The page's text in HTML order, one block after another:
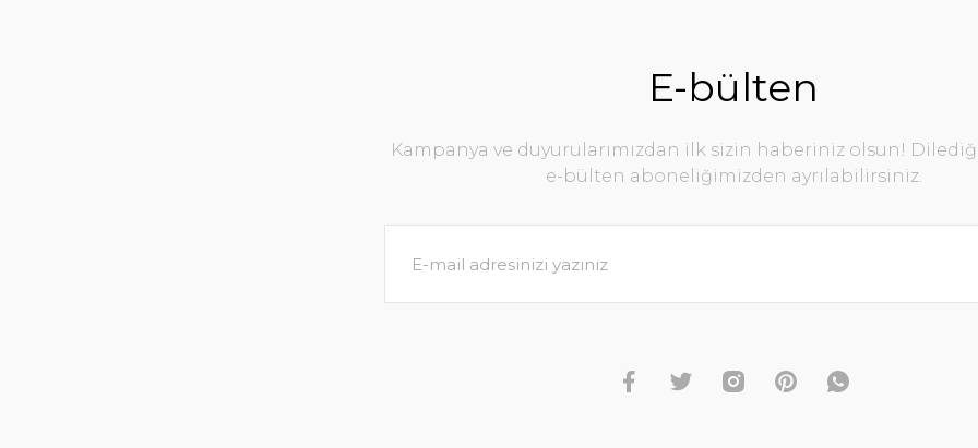
E-bülten
Kampanya ve duyurularımızdan ilk sizin haberiniz olsun!
e-bülten aboneliğimizden ayrılabilirsiniz.